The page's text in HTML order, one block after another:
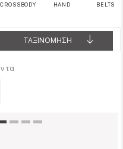
CROSSBODY HAND BELTS
ΤΑΞΙΝΟΜΗΣΗ